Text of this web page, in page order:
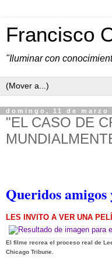
Francisco
"Iluminar con
domingo, 11 de marzo
"EL CASO DE
Queridos amigos
LES INVITO A VER UNA
El filme recrea el proceso real de
Chicago Tribune.